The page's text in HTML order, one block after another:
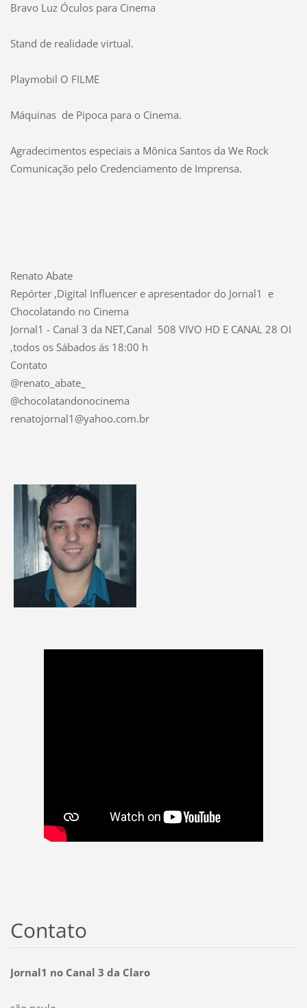
Bravo Luz Óculos para Cinema
Stand de realidade virtual.
Playmobil O FILME
Máquinas de Pipoca para o Cinema.
Agradecimentos especiais a Mônica Santos da We Rock
Comunicação pelo Credenciamento de Imprensa.
Renato Abate
Repórter ,Digital Influencer e apresentador do Jornal1 e
Chocolatando no Cinema
Jornal1 - Canal 3 da NET,Canal 508 VIVO HD E CANAL 28 OI
,todos os Sábados ás 18:00 h
Contato
@renato_abate_
@chocolatandonocinema
renatojornal1@yahoo.com.br
Contato
Jornal1 no Canal 3 da Claro